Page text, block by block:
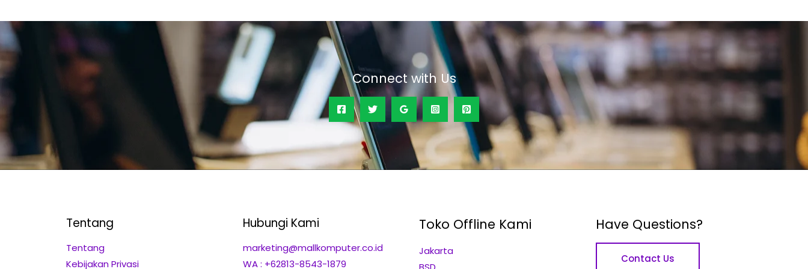
Connect with Us
Tentang
Tentang
Kebijakan Privasi
Hubungi Kami
marketing@mallkomputer.co.id
WA : +62813-8543-1879
Toko Offline Kami
Jakarta
Have Questions?
Contact Us